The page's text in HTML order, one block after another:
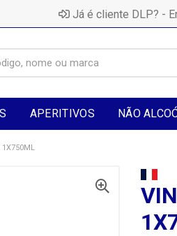
Já é cliente DLP? -
APERITIVOS NÃO
1X750ML